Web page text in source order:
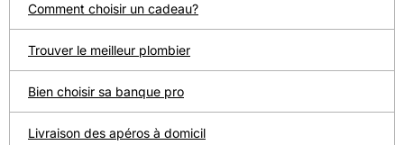
Comment choisir un cadeau?
Trouver le meilleur plombier
Bien choisir sa banque pro
Livraison des apéros à domicil